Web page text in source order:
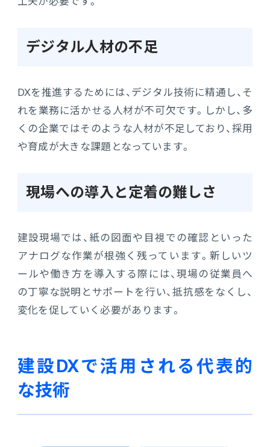
デジタル人材の不足
DXを推進するためには、デジタル技術に精通し、そ
れを業務に活かせる人材が不可欠です。しかし、多
くの企業ではそのような人材が不足しており、採用
や育成が大きな課題となっています。
現場への導入と定着の難しさ
建設現場では、紙の図面や目視での確認といった
アナログな作業が根強く残っています。新しいツ
ールや働き方を導入する際には、現場の従業員へ
の丁寧な説明とサポートを行い、抵抗感をなくし、
変化を促していく必要があります。
建設DXで活用される代表的
な技術